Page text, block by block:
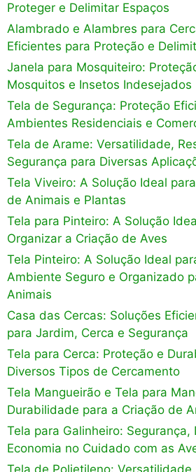
Proteger e Delimitar Espaços
Alambrado e Alambres para
Eficientes para Proteção e
Janela para Mosquiteiro:
Mosquitos e Insetos Indesejados
Tela de Segurança: Proteção
Ambientes Residenciais e
Tela de Arame: Versatilidade,
Segurança para Diversas
Tela Viveiro: A Solução Ideal
de Animais e Plantas
Tela para Pinteiro: A Solução
Organizar a Criação de Aves
Tela Pinteiro: A Solução Ideal
Ambiente Seguro e Organizado
Animais
Casa das Cercas: Soluções
para Jardim, Cerca e Segurança
Tela para Cerca: Proteção e
Diversos Tipos de Cercamento
Tela Mangueirão e Tela para
Durabilidade para a Criação de
Tela para Galinheiro: Segurança,
Economia no Cuidado com as